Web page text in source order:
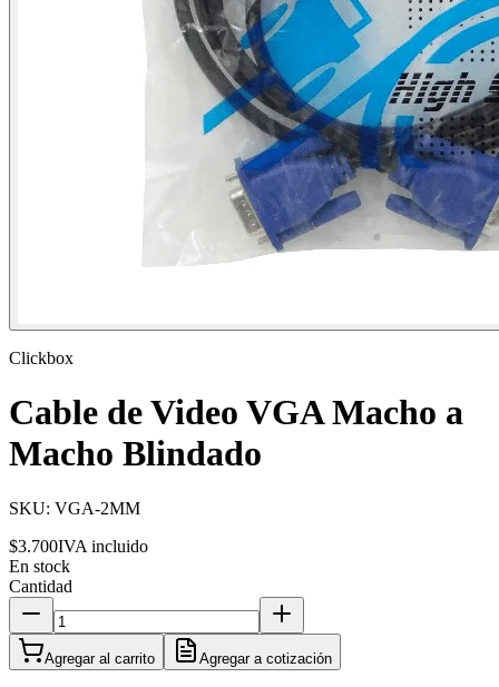
Clickbox
Cable de Video VGA Macho a
Macho Blindado
SKU: VGA-2MM
$3.700IVA incluido
En stock
Cantidad
Agregar al carrito Agregar a cotización